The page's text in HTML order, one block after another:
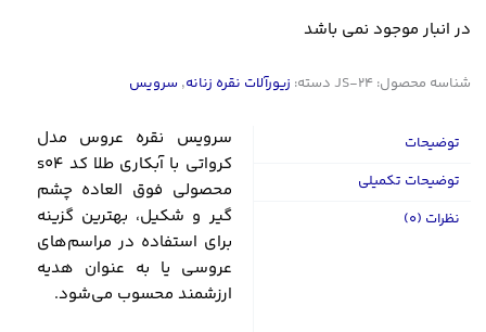
در انبار موجود نمی باشد
شناسه محصول: JS-24 دسته: زیورآلات نقره زنانه, سرویس
توضیحات
توضیحات تکمیلی
نظرات (0)
سرویس نقره عروس مدل
کرواتی با آبکاری طلا کد s04
محصولی فوق العاده چشم
گیر و شکیل، بهترین گزینه
برای استفاده در مراسم‌های
عروسی یا به عنوان هدیه
ارزشمند محسوب می‌شود.